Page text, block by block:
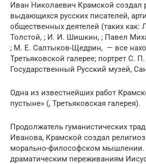
Иван Николаевич Крамской создал
выдающихся русских писателей,
общественных деятелей (таких как:
Толстой, ; И. И. Шишкин, ; Павел
; М. Е. Салтыков-Щедрин, — все
Третьяковской галерее; портрет С.
Государственный Русский музей,
Одна из известнейших работ
пустыне» (, Третьяковская галерея).
Продолжатель гуманистических
Иванова, Крамской создал
морально-философском мышлении.
драматическим переживаниям